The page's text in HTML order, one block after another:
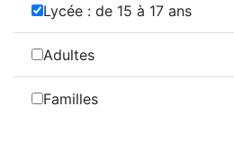
Lycée : de 15 à 17 ans
Adultes
Familles